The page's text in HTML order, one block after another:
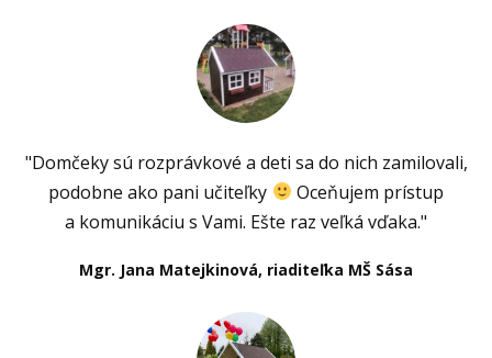
"Domčeky sú rozprávkové a deti sa do nich zamilovali,
podobne ako pani učiteľky
Oceňujem prístup
a komunikáciu s Vami. Ešte raz veľká vďaka."
Mgr. Jana Matejkinová, riaditeľka MŠ Sása